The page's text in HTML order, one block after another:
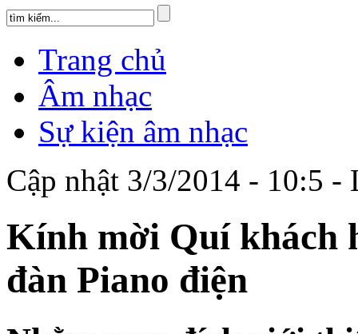
Trang chủ
Âm nhạc
Sự kiện âm nhạc
Cập nhật 3/3/2014 - 10:5 -
Kính mời Quí khách
đàn Piano điện